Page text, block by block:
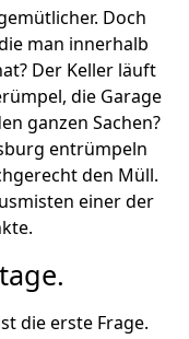
Doch
man innerhalb
Der Keller läuft
die Garage
ganzen Sachen?
entrümpeln
den Müll.
einer der
die erste Frage.